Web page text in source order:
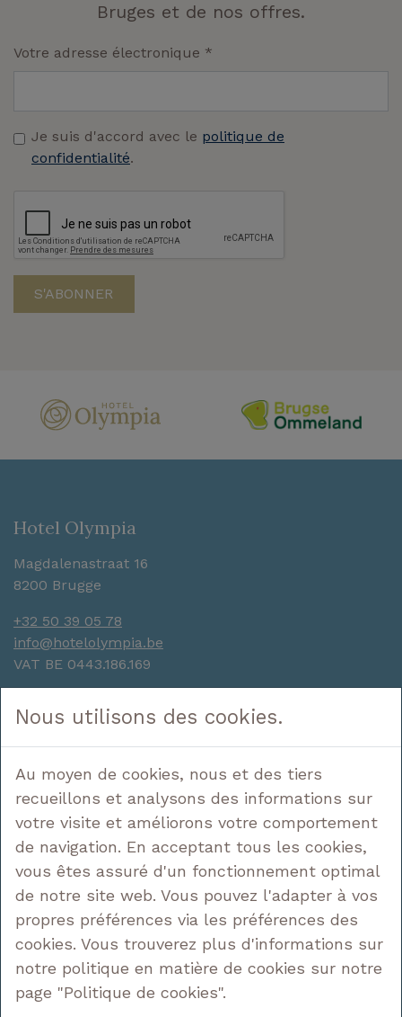
Bruges et de nos offres.
Votre adresse électronique *
Je suis d'accord avec le politique de
confidentialité.
Hotel Olympia
Magdalenastraat 16
8200 Brugge
+32 50 39 05 78
info@hotelolympia.be
VAT BE 0443.186.169
Profiter
Découvrir
Offres
Contact
Nous suivre
Mentions légales
Politique de confidentialité
Nous utilisons des cookies.
Au moyen de cookies, nous et des tiers
recueillons et analysons des informations sur
votre visite et améliorons votre comportement
de navigation. En acceptant tous les cookies,
vous êtes assuré d'un fonctionnement optimal
de notre site web. Vous pouvez l'adapter à vos
propres préférences via les préférences des
cookies. Vous trouverez plus d'informations sur
notre politique en matière de cookies sur notre
page "Politique de cookies".